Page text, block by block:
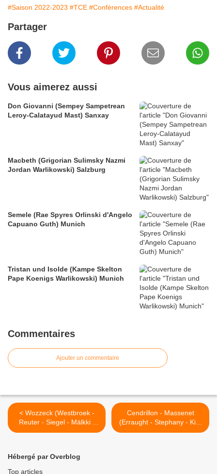
#Saison 2022-2023 #TCE #Conférences #Actualité
Partager
Vous aimerez aussi
Don Giovanni (Sempey Sampetrean
Leroy-Calatayud Mast) Sanxay
Macbeth (Grigorian Sulimsky Nazmi
Jordan Warlikowski) Salzburg
Semele (Rae Spyres Orlinski d'Angelo
Capuano Guth) Munich
Tristan und Isolde (Kampe Skelton
Pape Koenigs Warlikowski) Munich
Commentaires
Ajouter un commentaire
< Wozzeck (Westbroek -
Reuter - Siegel - Mälkki -
Kentridge) Opéra de Paris
Cendrillon - Massenet
(Erraught - Stephany - Kim
- Rizzi - Clément) Opéra de
Hébergé par Overblog
Top articles